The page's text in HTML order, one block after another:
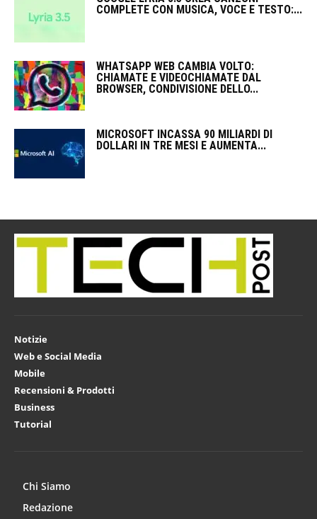
COMPLETE CON MUSICA, VOCE E TESTO:...
WHATSAPP WEB CAMBIA VOLTO:
CHIAMATE E VIDEOCHIAMATE DAL
BROWSER, CONDIVISIONE DELLO...
MICROSOFT INCASSA 90 MILIARDI DI
DOLLARI IN TRE MESI E AUMENTA...
Notizie
Web e Social Media
Mobile
Recensioni & Prodotti
Business
Tutorial
Chi Siamo
Redazione